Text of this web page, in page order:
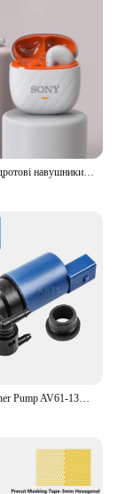
Sony H09 Бездротові навушники Bluetooth HD Навушники для дзвінків Справжній стереозвук Гарнітура Спорт Гра Музика Навушники-вкладиші з мікрофоном
Headlight Washer Pump AV61-13K082-AA,31276093,31416483 For VOLVO S60,V60 2010-2018 / FORD C-MAX,GRAND C-MAX 2011-